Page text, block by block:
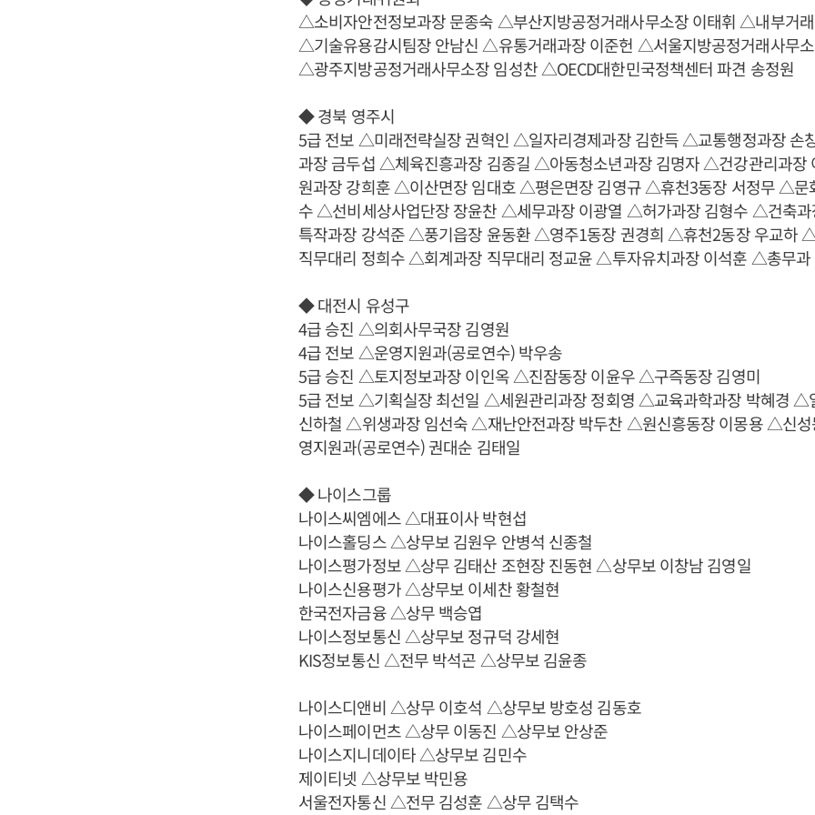
△소비자안전정보과장 문종숙 △부산지방공정거래사무소장 이태휘 △내부거
△기술유용감시팀장 안남신 △유통거래과장 이준헌 △서울지방공정거래사무
△광주지방공정거래사무소장 임성찬 △OECD대한민국정책센터 파견 송정원
◆ 경북 영주시
5급 전보 △미래전략실장 권혁인 △일자리경제과장 김한득 △교통행정과장 손
과장 금두섭 △체육진흥과장 김종길 △아동청소년과장 김명자 △건강관리과장
원과장 강희훈 △이산면장 임대호 △평은면장 김영규 △휴천3동장 서정무 △문
수 △선비세상사업단장 장윤찬 △세무과장 이광열 △허가과장 김형수 △건축
특작과장 강석준 △풍기읍장 윤동환 △영주1동장 권경희 △휴천2동장 우교하
직무대리 정희수 △회계과장 직무대리 정교윤 △투자유치과장 이석훈 △총무과
◆ 대전시 유성구
4급 승진 △의회사무국장 김영원
4급 전보 △운영지원과(공로연수) 박우송
5급 승진 △토지정보과장 이인옥 △진잠동장 이윤우 △구즉동장 김영미
5급 전보 △기획실장 최선일 △세원관리과장 정회영 △교육과학과장 박혜경 △
신하철 △위생과장 임선숙 △재난안전과장 박두찬 △원신흥동장 이몽용 △신
영지원과(공로연수) 권대순 김태일
◆ 나이스그룹
나이스씨엠에스 △대표이사 박현섭
나이스홀딩스 △상무보 김원우 안병석 신종철
나이스평가정보 △상무 김태산 조현장 진동현 △상무보 이창남 김영일
나이스신용평가 △상무보 이세찬 황철현
한국전자금융 △상무 백승엽
나이스정보통신 △상무보 정규덕 강세현
KIS정보통신 △전무 박석곤 △상무보 김윤종
나이스디앤비 △상무 이호석 △상무보 방호성 김동호
나이스페이먼츠 △상무 이동진 △상무보 안상준
나이스지니데이타 △상무보 김민수
제이티넷 △상무보 박민용
서울전자통신 △전무 김성훈 △상무 김택수